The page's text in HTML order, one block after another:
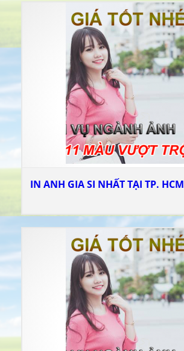
IN ANH GIA SI NHẤT TẠI TP. HCM